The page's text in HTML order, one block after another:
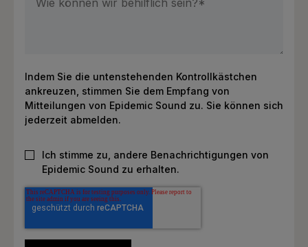
Indem Sie die untenstehenden Kontrollkästchen
ankreuzen, stimmen Sie dem Empfang von
Mitteilungen von Epidemic Sound zu. Sie können sich
jederzeit abmelden.
Ich stimme zu, andere Benachrichtigungen von
Epidemic Sound zu erhalten.